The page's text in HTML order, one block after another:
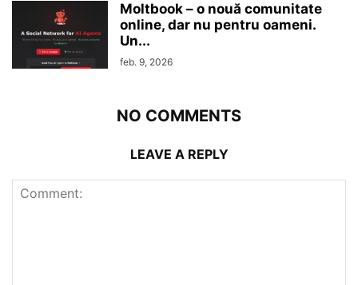
Moltbook – o nouă comunitate
online, dar nu pentru oameni.
Un...
feb. 9, 2026
NO COMMENTS
LEAVE A REPLY